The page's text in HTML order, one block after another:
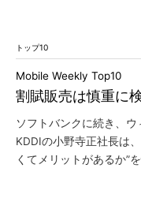
トップ10
割賦販売は慎重に
Mobile Weekly Top10
ソフトバンクに続き、ウ
KDDIの小野寺正社長は
くてメリットがあるか”